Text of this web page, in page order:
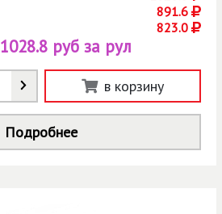
891.6
823.0
1028.8 руб за рул
в корзину
Подробнее